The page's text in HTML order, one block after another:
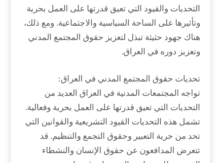
التحديات والقيود التي تعيق قدرتها على العمل بحرية
وتأثيرها على الساحة السياسية والاجتماعية. ومع ذلك،
هناك جهود حثيثة تبذل لتعزيز حقوق المجتمع المدني
وتعزيز دوره في العراق.
تحديات حقوق المجتمع المدني في العراق:
تواجه المجتمعات المدنية في العراق العديد من
التحديات التي تعيق قدرتها على العمل بحرية وفعالية.
تشمل هذه التحديات القيود التشريعية والقوانين التي
تحد من حرية التعبير وحقوق التجمع والتنظيم. قد
تتعرض المدافعون عن حقوق الإنسان والنشطاء